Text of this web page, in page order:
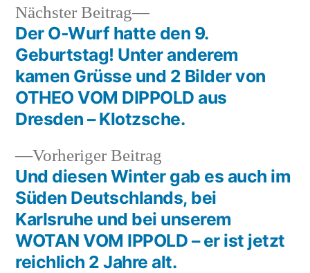
Beitragsnavigation
Vorheriger Beitrag
Beitrag:
Und diesen Winter gab es auch im
Süden Deutschlands, bei
Karlsruhe und bei unserem
WOTAN VOM IPPOLD – er ist jetzt
reichlich 2 Jahre alt.
Nächster Beitrag
Nächster
Beitrag:
Der O-Wurf hatte den 9.
Geburtstag! Unter anderem
kamen Grüsse und 2 Bilder von
OTHEO VOM DIPPOLD aus
Dresden – Klotzsche.